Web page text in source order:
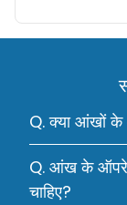
Q. क्या आंखों के
Q. आंख के
चाहिए?